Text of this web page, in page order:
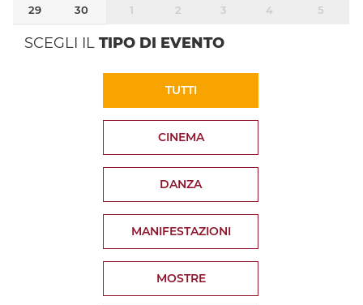
29 30 1 2 3 4 5
SCEGLI IL TIPO DI EVENTO
TUTTI
CINEMA
DANZA
MANIFESTAZIONI
MOSTRE